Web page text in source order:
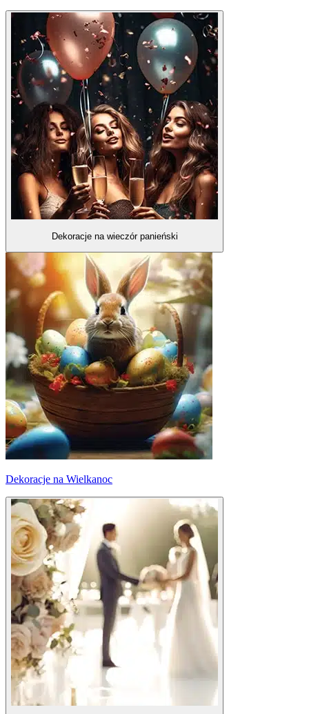
Dekoracje na wieczór panieński
Dekoracje na Wielkanoc